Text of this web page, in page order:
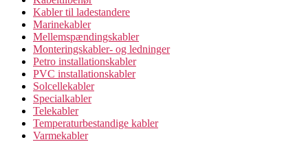
Kabler til ladestandere
Marinekabler
Mellemspændingskabler
Monteringskabler- og ledninger
Petro installationskabler
PVC installationskabler
Solcellekabler
Specialkabler
Telekabler
Temperaturbestandige kabler
Varmekabler